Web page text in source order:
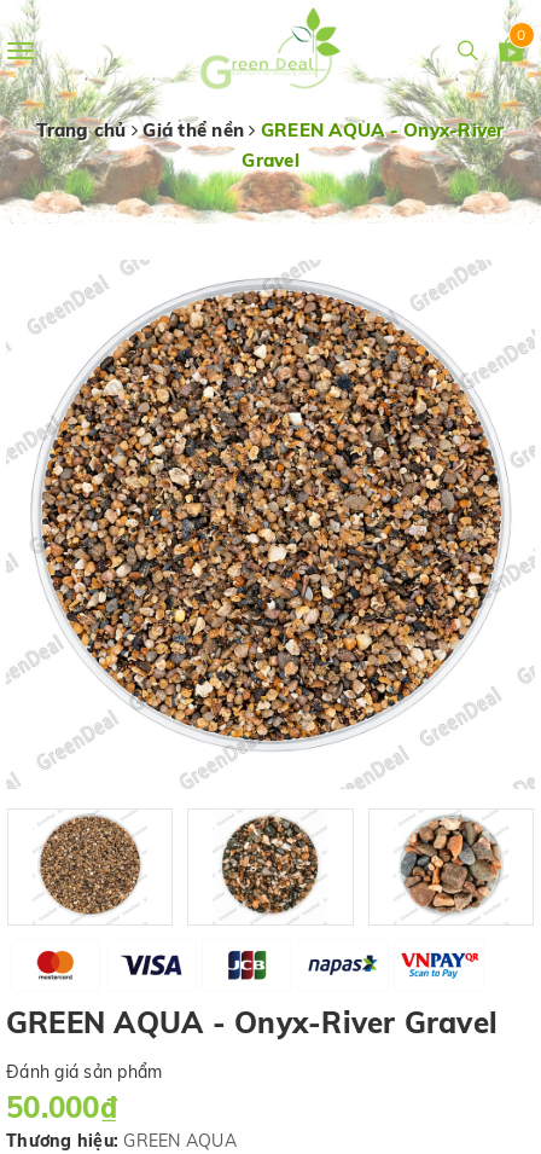
Toggle
navigation
0
Trang chủ Giá thể nền
GREEN AQUA - Onyx-River
Gravel
GREEN AQUA - Onyx-River Gravel
Đánh giá sản phẩm
50.000₫
Thương hiệu: GREEN AQUA